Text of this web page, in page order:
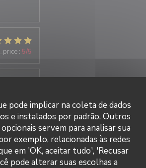
pode implicar na coleta de dados
e instalados por padrão. Outros
servem para analisar sua
exemplo, relacionadas às redes
em 'OK, aceitar tudo', 'Recusar
pode alterar suas escolhas a
: 5/5